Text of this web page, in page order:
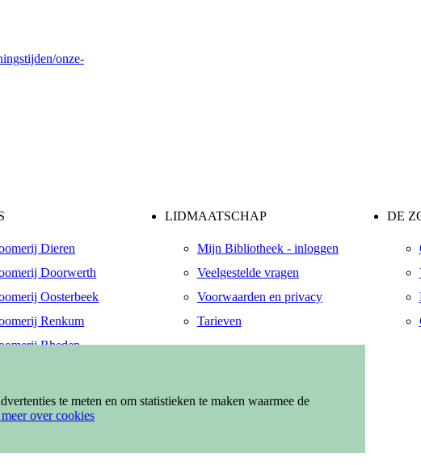
te meten en om statistieken te maken waarmee de
over cookies
onze-
Dieren
Doorwerth
Oosterbeek
Renkum
Rheden
Velp-Rozendaal
LIDMAATSCHAP
Mijn Bibliotheek - inloggen
Veelgestelde vragen
Voorwaarden en privacy
Tarieven
DE